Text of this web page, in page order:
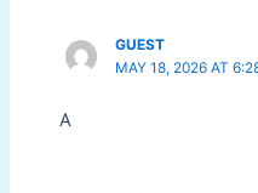
GUEST
MAY 18, 2026 AT
A